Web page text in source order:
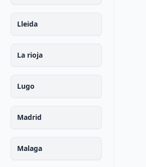
Lleida
La rioja
Lugo
Madrid
Malaga